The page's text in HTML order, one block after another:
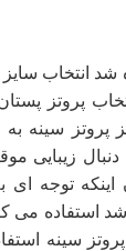
شد انتخاب
پروتز
پروتز سینه به
زیبایی
توجه ای
استفاده می
سینه